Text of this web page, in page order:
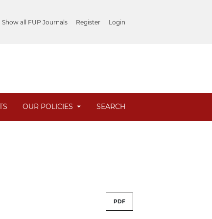
Show all FUP Journals Register Login
OUR POLICIES SEARCH
PDF